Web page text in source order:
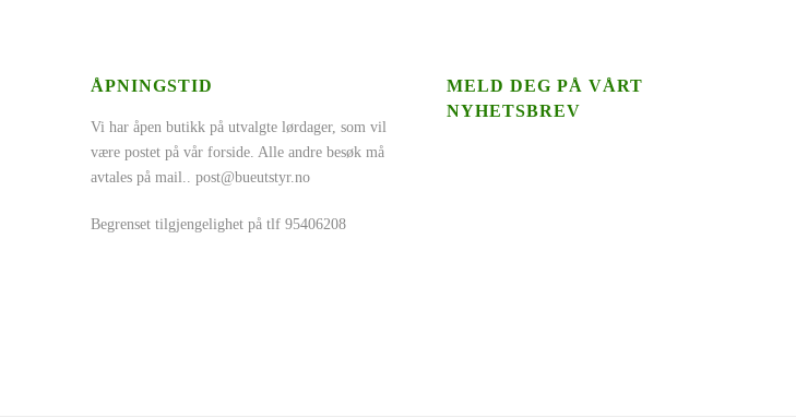
ÅPNINGSTID
Vi har åpen butikk på utvalgte lørdager, som vil
være postet på vår forside. Alle andre besøk må
avtales på mail..post@bueutstyr.no
Begrenset tilgjengelighet på tlf 95406208
MELD DEG PÅ VÅRT
NYHETSBREV